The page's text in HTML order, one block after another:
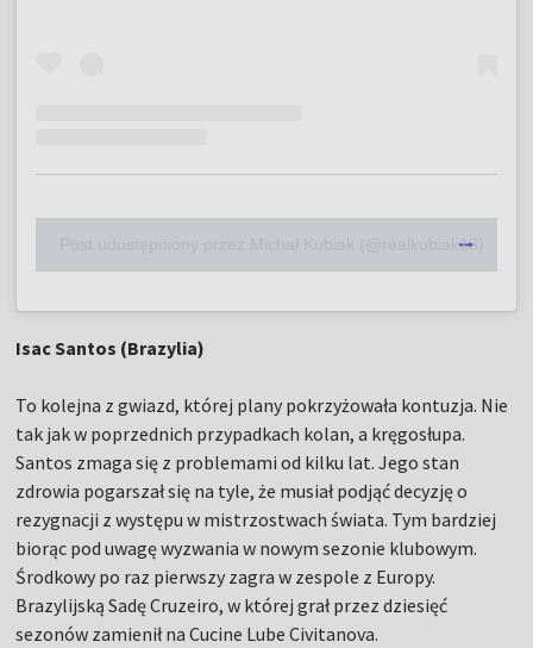
Post udostępniony przez Michał Kubiak (@realkubiak13)
Isac Santos (Brazylia)
To kolejna z gwiazd, której plany pokrzyżowała kontuzja. Nie
tak jak w poprzednich przypadkach kolan, a kręgosłupa.
Santos zmaga się z problemami od kilku lat. Jego stan
zdrowia pogarszał się na tyle, że musiał podjąć decyzję o
rezygnacji z występu w mistrzostwach świata. Tym bardziej
biorąc pod uwagę wyzwania w nowym sezonie klubowym.
Środkowy po raz pierwszy zagra w zespole z Europy.
Brazylijską Sadę Cruzeiro, w której grał przez dziesięć
sezonów zamienił na Cucine Lube Civitanova.